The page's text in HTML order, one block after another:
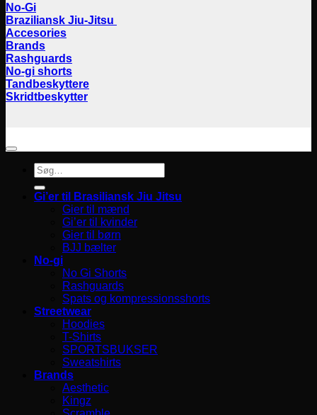
No-Gi
Braziliansk Jiu-Jitsu
Accesories
Brands
Rashguards
No-gi shorts
Tandbeskyttere
Skridtbeskytter
Søg
efter:
Gi’er til Brasiliansk Jiu Jitsu
Gier til mænd
Gi’er til kvinder
Gier til børn
BJJ bælter
No-gi
No Gi Shorts
Rashguards
Spats og kompressionsshorts
Streetwear
Hoodies
T-Shirts
SPORTSBUKSER
Sweatshirts
Brands
Aesthetic
Kingz